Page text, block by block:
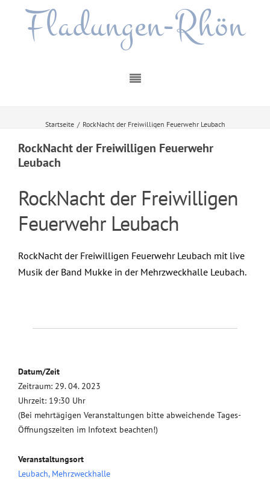
Fladungen-Rhön
Startseite / RockNacht der Freiwilligen Feuerwehr Leubach
RockNacht der Freiwilligen Feuerwehr
Leubach
RockNacht der Freiwilligen
Feuerwehr Leubach
RockNacht der Freiwilligen Feuerwehr Leubach mit live
Musik der Band Mukke in der Mehrzweckhalle Leubach.
Datum/Zeit
Zeitraum: 29. 04. 2023
Uhrzeit: 19:30 Uhr
(Bei mehrtägigen Veranstaltungen bitte abweichende Tages-
Öffnungszeiten im Infotext beachten!)
Veranstaltungsort
Leubach, Mehrzweckhalle